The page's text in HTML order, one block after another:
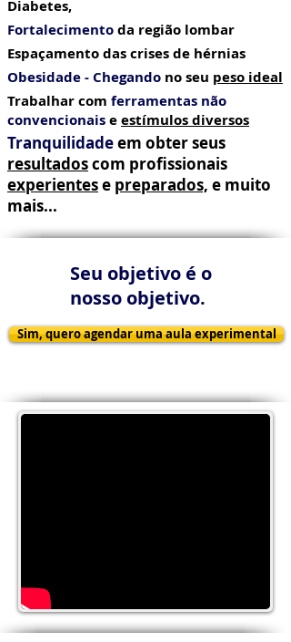
Diabetes,
Fortalecimentoda região lombar
Espaçamento das crises de hérnias
Obesidade - Chegando no seu peso ideal
Trabalhar com ferramentas não
convencionaiseestímulos diversos
Tranquilidadeem obter seus
resultadoscom profissionais
experientese preparados, e muito
mais...
Seu objetivo é o
nosso objetivo.
Sim, quero agendar uma aula experimental